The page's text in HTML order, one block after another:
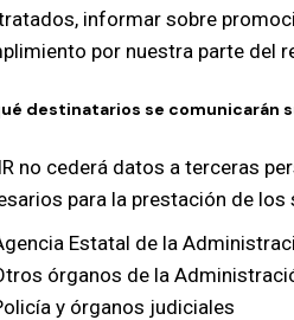
informar sobre
por nuestra parte del
destinatarios se comunicarán
no cederá datos a terceras
para la prestación de
Estatal de la
órganos de la
y órganos judiciales